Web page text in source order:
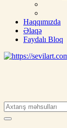
Haqqımızda
Əlaqə
Faydalı Bloq
for: